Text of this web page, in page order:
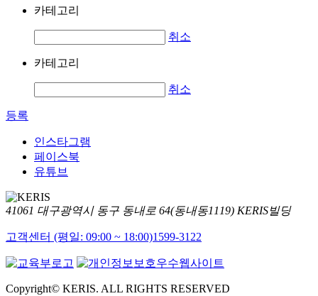
카테고리
취소
카테고리
취소
등록
인스타그램
페이스북
유튜브
41061 대구광역시 동구 동내로 64(동내동1119) KERIS빌딩
고객센터 (평일: 09:00 ~ 18:00)1599-3122
Copyright© KERIS. ALL RIGHTS RESERVED